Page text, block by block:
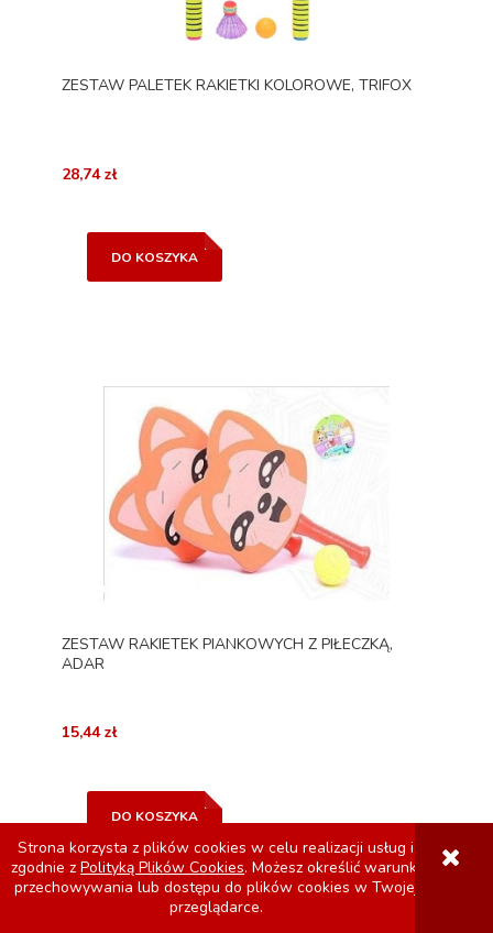
Strona korzysta z plików cookies w celu realizacji usług i
zgodnie z Polityką Plików Cookies. Możesz określić warunki
przechowywania lub dostępu do plików cookies w Twojej
przeglądarce.
ZESTAW PALETEK RAKIETKI KOLOROWE, TRIFOX
28,74 zł
DO KOSZYKA
ZESTAW RAKIETEK PIANKOWYCH Z PIŁECZKĄ,
ADAR
15,44 zł
DO KOSZYKA